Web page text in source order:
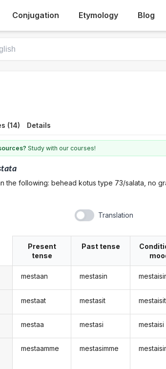
Conjugation Etymology Blog
(14) Details
Study with our courses!
the following: behead kotus type 73/salata, no
Translation
Present
tense
mestaan
mestaat
mestaa
mestaamme
Past tense
mestasin
mestasit
mestasi
mestasimme
mestaisit
mestaisi